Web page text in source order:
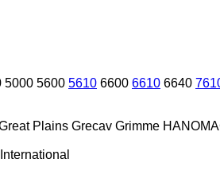
5000 5600 5610 6600 6610 6640
Plains Grecav Grimme
International